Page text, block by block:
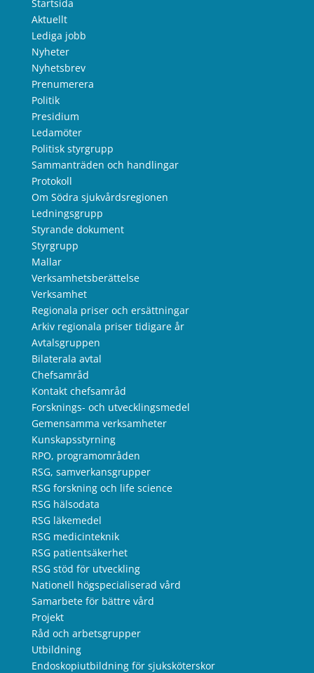
Startsida
Aktuellt
Lediga jobb
Nyheter
Nyhetsbrev
Prenumerera
Politik
Presidium
Ledamöter
Politisk styrgrupp
Sammanträden och handlingar
Protokoll
Om Södra sjukvårdsregionen
Ledningsgrupp
Styrande dokument
Styrgrupp
Mallar
Verksamhetsberättelse
Verksamhet
Regionala priser och ersättningar
Arkiv regionala priser tidigare år
Avtalsgruppen
Bilaterala avtal
Chefsamråd
Kontakt chefsamråd
Forsknings- och utvecklingsmedel
Gemensamma verksamheter
Kunskapsstyrning
RPO, programområden
RSG, samverkansgrupper
RSG forskning och life science
RSG hälsodata
RSG läkemedel
RSG medicinteknik
RSG patientsäkerhet
RSG stöd för utveckling
Nationell högspecialiserad vård
Samarbete för bättre vård
Projekt
Råd och arbetsgrupper
Utbildning
Endoskopiutbildning för sjuksköterskor